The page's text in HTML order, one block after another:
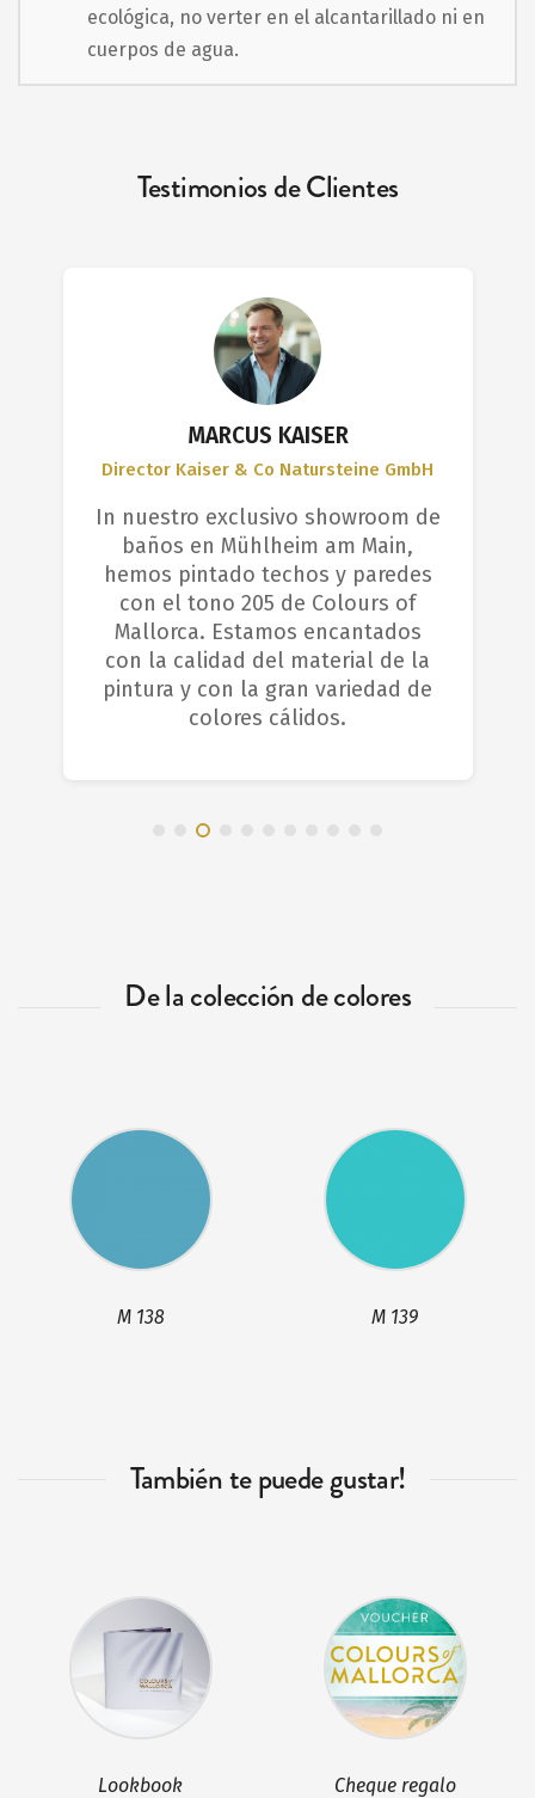
ecológica, no verter en el alcantarillado ni en
cuerpos de agua.
Testimonios de Clientes
MARCUS KAISER
Director Kaiser & Co Natursteine GmbH
In nuestro exclusivo showroom de
baños en Mühlheim am Main,
hemos pintado techos y paredes
con el tono 205 de Colours of
Mallorca. Estamos encantados
con la calidad del material de la
pintura y con la gran variedad de
colores cálidos.
De la colección de colores
M 138 M 139
También te puede gustar!
Lookbook Cheque regalo